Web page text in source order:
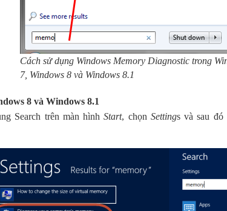
Cách sử dụng Windows Memory Diagnostic trong
7, Windows 8 và Windows 8.1
8 và Windows 8.1
Search trên màn hìnhStart, chọn Settings và sau đó